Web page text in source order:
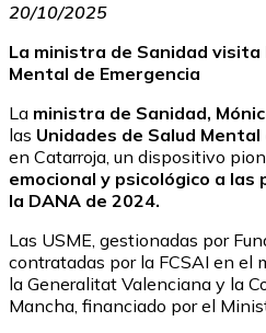
20/10/2025
La ministra de Sanidad visita
Mental de Emergencia
La ministra de Sanidad,
las Unidades de Salud Mental
en Catarroja, un dispositivo
emocional y psicológico a
la DANA de 2024.
Las USME, gestionadas por
contratadas por la FCSAI en el
la Generalitat Valenciana y la
Mancha, financiado por el